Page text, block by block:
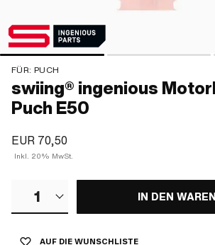
FÜR: PUCH
swiing® ingenious
Puch E50
EUR 70,50
Inkl. 20% MwSt.
1 IN DEN
AUF DIE WUNSCHLISTE